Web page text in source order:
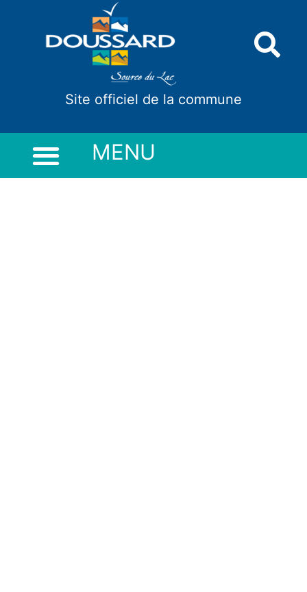
Site officiel de la commune
MENU
Panneau de gestion des cookies